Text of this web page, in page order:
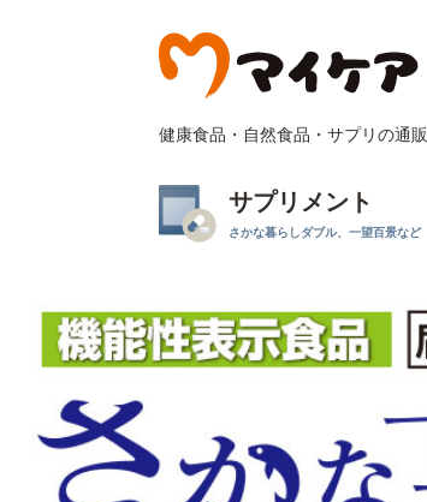
健康食品・自然食品・サプリの通販
サプリメント
さかな暮らしダブル、一望百景など